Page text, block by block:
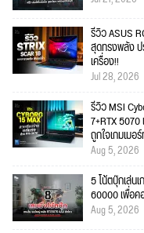
รีวิว ASUS
สุดทรงพลัง ป
เครื่อง!!
Jul 28, 2026
รีวิว MSI
7+RTX
ถูกใจเกมเมอ
Aug 5, 2026
5 โน้ตบุ๊กเล่น
60000 เพื่อค
Aug 5, 2026